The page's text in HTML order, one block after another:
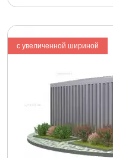
с увеличенной шириной